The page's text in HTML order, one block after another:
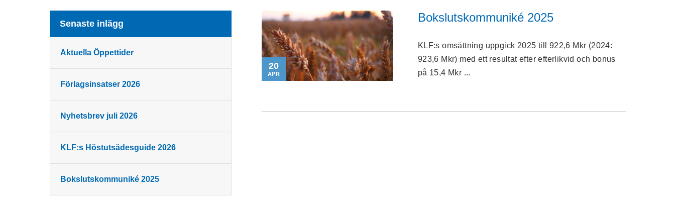
20
APR
Bokslutskommuniké 2025
KLF:s omsättning uppgick 2025 till 922,6 Mkr (2024:
923,6 Mkr) med ett resultat efter efterlikvid och bonus
på 15,4 Mkr ...
Senaste inlägg
Aktuella Öppettider
Förlagsinsatser 2026
Nyhetsbrev juli 2026
KLF:s Höstutsädesguide 2026
Bokslutskommuniké 2025